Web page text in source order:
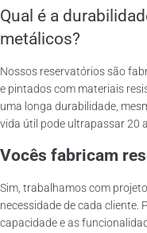
Qual é a
metálicos?
Nossos reservatórios são
e pintados com materiais
uma longa durabilidade,
vida útil pode ultrapassar 20
Vocês fabricam
Sim, trabalhamos com
necessidade de cada cliente.
capacidade e as